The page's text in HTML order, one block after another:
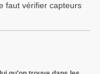
faut vérifier capteurs